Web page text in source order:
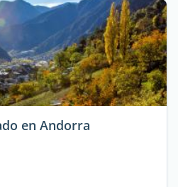
en Andorra